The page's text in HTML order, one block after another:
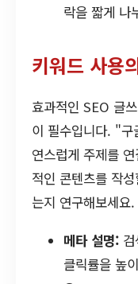
락을 짧게 나
키워드 사용
효과적인 SEO 글
이 필수입니다. "
연스럽게 주제를
적인 콘텐츠를 작
는지 연구해보세요
메타 설명:
클릭률을 높